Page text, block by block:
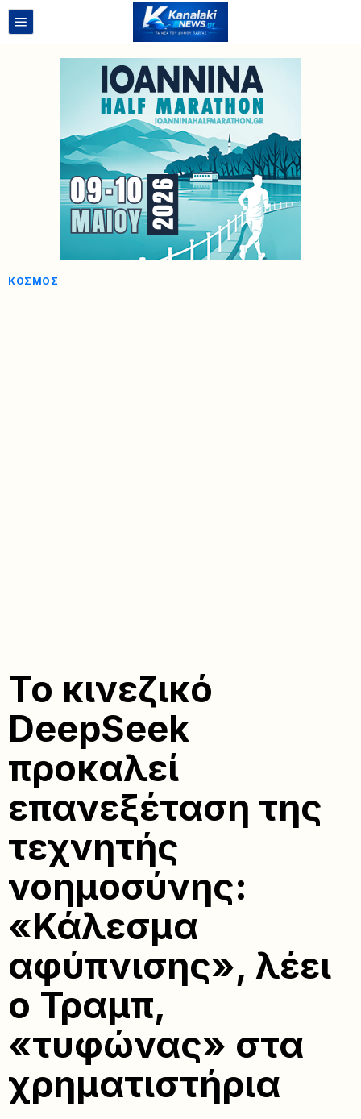
ΚΌΣΜΟΣ
Το κινεζικό
DeepSeek
προκαλεί
επανεξέταση της
τεχνητής
νοημοσύνης:
«Κάλεσμα
αφύπνισης», λέει
ο Τραμπ,
«τυφώνας» στα
χρηματιστήρια